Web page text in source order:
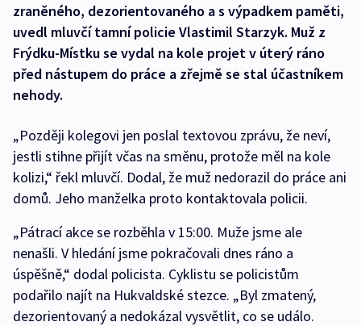
zraněného, dezorientovaného a s výpadkem paměti,
uvedl mluvčí tamní policie Vlastimil Starzyk. Muž z
Frýdku-Místku se vydal na kole projet v úterý ráno
před nástupem do práce a zřejmě se stal účastníkem
nehody.
„Později kolegovi jen poslal textovou zprávu, že neví,
jestli stihne přijít včas na směnu, protože měl na kole
kolizi,“ řekl mluvčí. Dodal, že muž nedorazil do práce ani
domů. Jeho manželka proto kontaktovala policii.
„Pátrací akce se rozběhla v 15:00. Muže jsme ale
nenašli. V hledání jsme pokračovali dnes ráno a
úspěšně,“ dodal policista. Cyklistu se policistům
podařilo najít na Hukvaldské stezce. „Byl zmatený,
dezorientovaný a nedokázal vysvětlit, co se událo.